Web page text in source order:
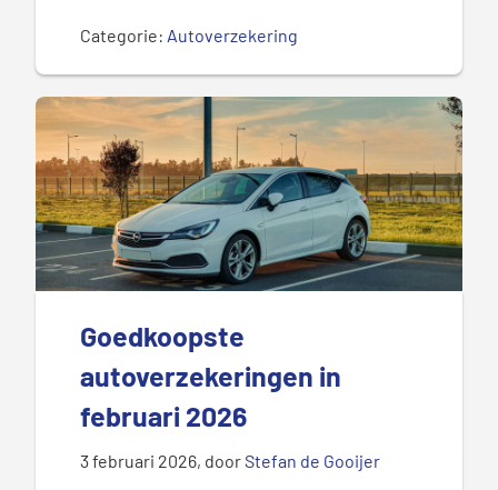
Categorie: Autoverzekering
Goedkoopste
autoverzekeringen in
februari 2026
3 februari 2026, doorStefan de Gooijer